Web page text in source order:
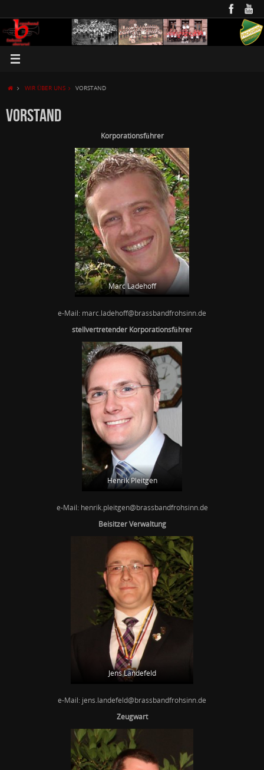
WIR ÜBER UNS VORSTAND
VORSTAND
Korporationsführer
Marc Ladehoff
e-Mail: marc.ladehoff@brassbandfrohsinn.de
stellvertretender Korporationsführer
Henrik Pleitgen
e-Mail: henrik.pleitgen@brassbandfrohsinn.de
Beisitzer Verwaltung
Jens Landefeld
e-Mail: jens.landefeld@brassbandfrohsinn.de
Zeugwart